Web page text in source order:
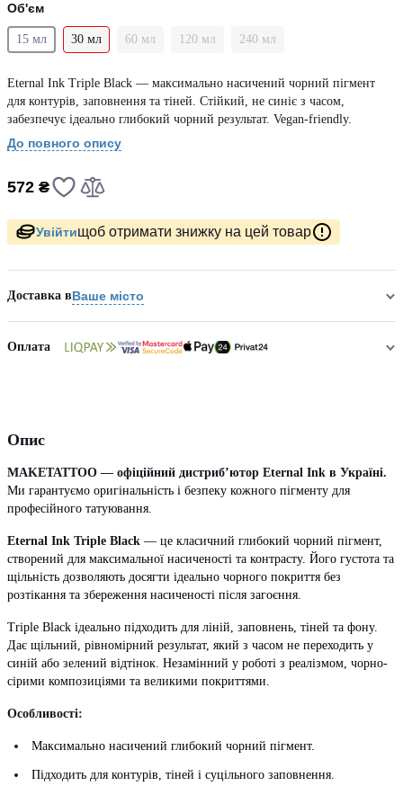
Об'єм
15 мл 30 мл 60 мл 120 мл 240 мл
Eternal Ink Triple Black — максимально насичений чорний пігмент
для контурів, заповнення та тіней. Стійкий, не синіє з часом,
забезпечує ідеально глибокий чорний результат. Vegan-friendly.
До повного опису
572 ₴
Увійтищоб отримати знижку на цей товар
Доставка вВаше місто
Оплата
Опис
MAKETATTOO — офіційний дистриб’ютор Eternal Ink в Україні.
Ми гарантуємо оригінальність і безпеку кожного пігменту для
професійного татуювання.
Eternal Ink Triple Black — це класичний глибокий чорний пігмент,
створений для максимальної насиченості та контрасту. Його густота та
щільність дозволяють досягти ідеально чорного покриття без
розтікання та збереження насиченості після загоєння.
Triple Black ідеально підходить для ліній, заповнень, тіней та фону.
Дає щільний, рівномірний результат, який з часом не переходить у
синій або зелений відтінок. Незамінний у роботі з реалізмом, чорно-
сірими композиціями та великими покриттями.
Особливості:
Максимально насичений глибокий чорний пігмент.
Підходить для контурів, тіней і суцільного заповнення.